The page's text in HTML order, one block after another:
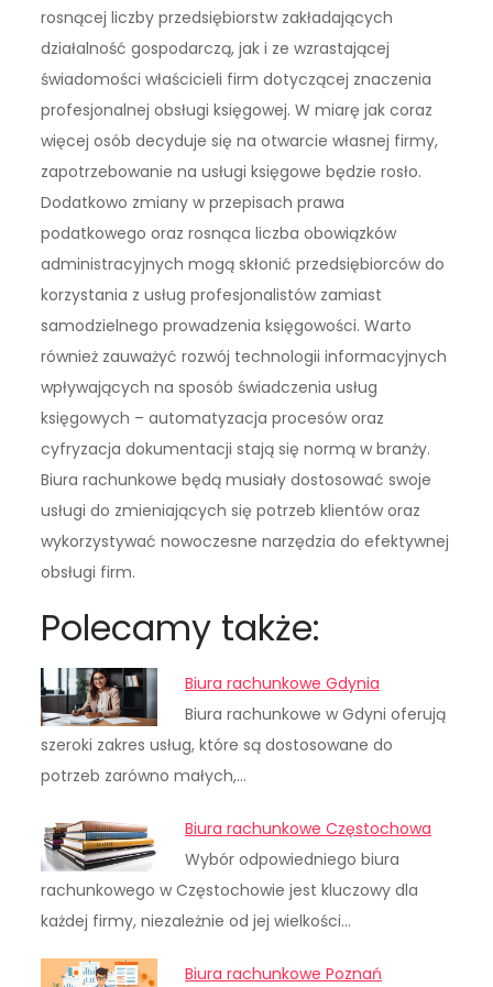
rosnącej liczby przedsiębiorstw zakładających
działalność gospodarczą, jak i ze wzrastającej
świadomości właścicieli firm dotyczącej znaczenia
profesjonalnej obsługi księgowej. W miarę jak coraz
więcej osób decyduje się na otwarcie własnej firmy,
zapotrzebowanie na usługi księgowe będzie rosło.
Dodatkowo zmiany w przepisach prawa
podatkowego oraz rosnąca liczba obowiązków
administracyjnych mogą skłonić przedsiębiorców do
korzystania z usług profesjonalistów zamiast
samodzielnego prowadzenia księgowości. Warto
również zauważyć rozwój technologii informacyjnych
wpływających na sposób świadczenia usług
księgowych – automatyzacja procesów oraz
cyfryzacja dokumentacji stają się normą w branży.
Biura rachunkowe będą musiały dostosować swoje
usługi do zmieniających się potrzeb klientów oraz
wykorzystywać nowoczesne narzędzia do efektywnej
obsługi firm.
Polecamy także:
Biura rachunkowe Gdynia
Biura rachunkowe w Gdyni oferują
szeroki zakres usług, które są dostosowane do
potrzeb zarówno małych,…
Biura rachunkowe Częstochowa
Wybór odpowiedniego biura
rachunkowego w Częstochowie jest kluczowy dla
każdej firmy, niezależnie od jej wielkości…
Biura rachunkowe Poznań